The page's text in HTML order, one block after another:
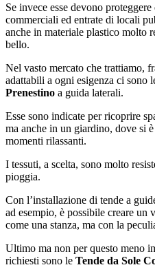
Se invece esse devono
commerciali ed entrate di locali
anche in materiale plastico molto
bello.
Nel vasto mercato che trattiamo,
adattabili a ogni esigenza ci sono
Prenestino a guida laterali.
Esse sono indicate per ricoprire
ma anche in un giardino, dove si
momenti rilassanti.
I tessuti, a scelta, sono molto
pioggia.
Con l’installazione di tende a
ad esempio, è possibile creare un
come una stanza, ma con la
Ultimo ma non per questo meno
richiesti sono le Tende da Sole